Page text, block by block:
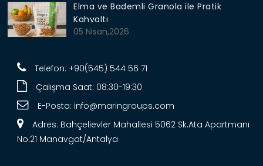
Elma ve Bademli Granola ile Pratik
Kahvaltı
05 Nisan,2026
Telefon: +90(545) 544 56 71
Çalışma Saat: 08:30-19:30
E-Posta: info@maringroups.com
Adres: Bahçelievler Mahallesi 5062 Sk.Ata Apartmanı
No:21 Manavgat/Antalya